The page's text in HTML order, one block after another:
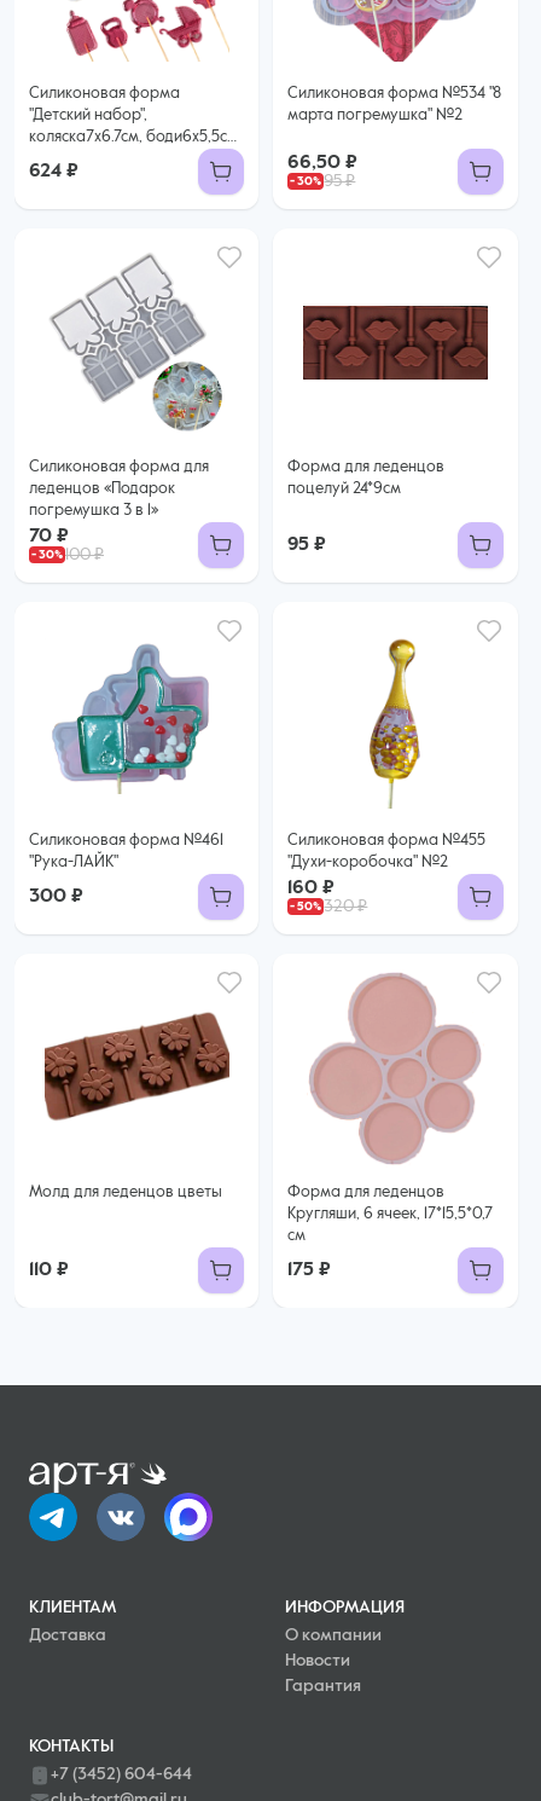
Силиконовая форма
"Детский набор",
коляска7х6.7см, боди6х5,5см,
гиря4,5х3,2см, бутыль 7х3,5с
624 ₽
Силиконовая форма №534 "8
марта погремушка" №2
66,50 ₽
95 ₽
Силиконовая форма для
леденцов «Подарок
погремушка 3 в 1»
70 ₽
100 ₽
Форма для леденцов
поцелуй 24*9см
95 ₽
Силиконовая форма №461
"Рука-ЛАЙК"
300 ₽
Силиконовая форма №455
"Духи-коробочка" №2
160 ₽
320 ₽
Молд для леденцов цветы
110 ₽
Форма для леденцов
Кругляши, 6 ячеек, 17*15,5*0,7
см
175 ₽
КЛИЕНТАМ
Доставка
ИНФОРМАЦИЯ
О компании
Новости
Гарантия
КОНТАКТЫ
+7 (3452) 604-644